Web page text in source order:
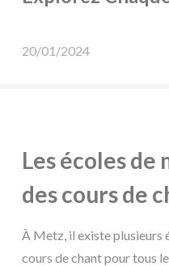
20/01/2024
Les écoles
des cours de
À Metz, il existe plusieurs
cours de chant pour tous